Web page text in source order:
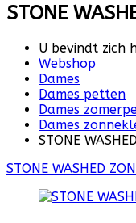
STONE
U bevindt zich
Webshop
Dames
Dames petten
Dames
Dames
STONE
STONE WASHED